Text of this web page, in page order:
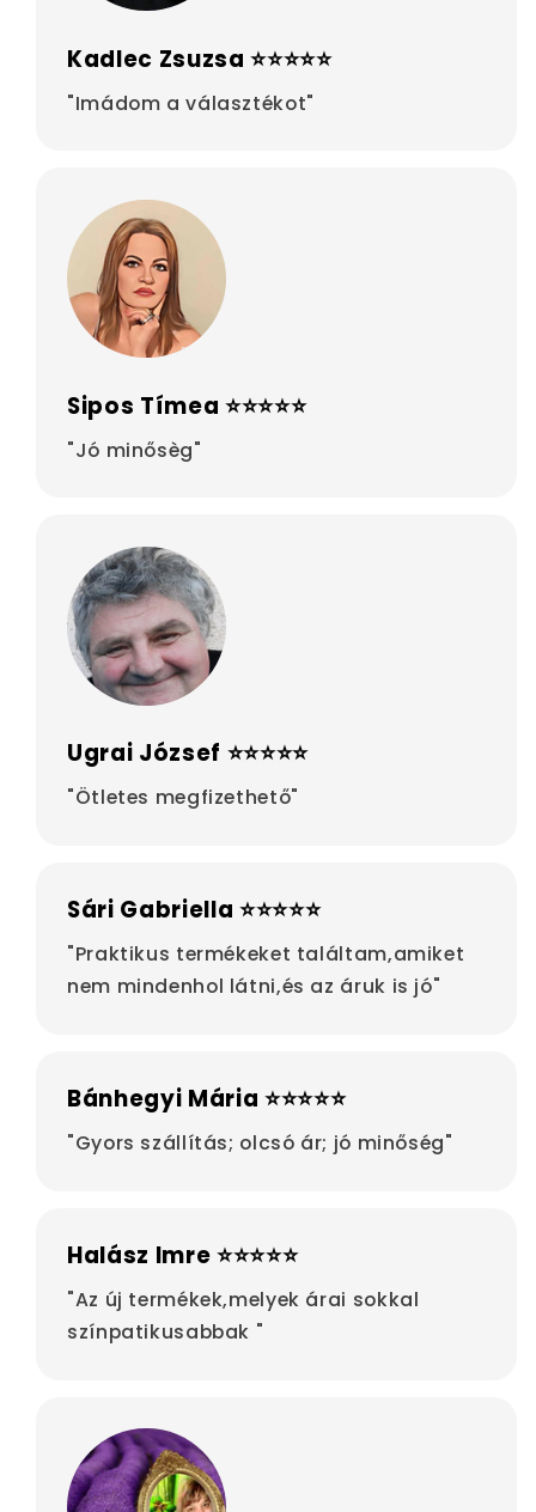
Kadlec Zsuzsa ⭐⭐⭐⭐⭐
"Imádom a választékot"
Sipos Tímea ⭐⭐⭐⭐⭐
"Jó minősèg"
Ugrai József ⭐⭐⭐⭐⭐
"Ötletes megfizethető"
Sári Gabriella ⭐⭐⭐⭐⭐
"Praktikus termékeket találtam,amiket
nem mindenhol látni,és az áruk is jó"
Bánhegyi Mária ⭐⭐⭐⭐⭐
"Gyors szállítás; olcsó ár; jó minőség"
Halász Imre ⭐⭐⭐⭐⭐
"Az új termékek,melyek árai sokkal
színpatikusabbak "